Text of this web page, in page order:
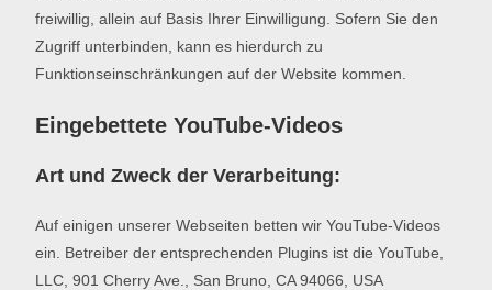
freiwillig, allein auf Basis Ihrer Einwilligung. Sofern Sie den
Zugriff unterbinden, kann es hierdurch zu
Funktionseinschränkungen auf der Website kommen.
Eingebettete YouTube-Videos
Art und Zweck der Verarbeitung:
Auf einigen unserer Webseiten betten wir YouTube-Videos
ein. Betreiber der entsprechenden Plugins ist die YouTube,
LLC, 901 Cherry Ave., San Bruno, CA 94066, USA